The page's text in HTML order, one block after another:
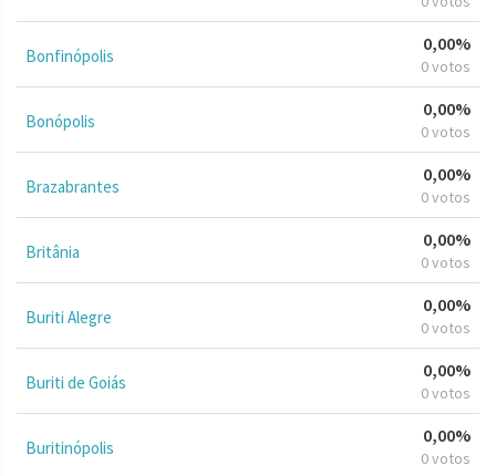
Bonfinópolis
0,00%
0 votos
Bonópolis
0,00%
0 votos
Brazabrantes
0,00%
0 votos
Britânia
0,00%
0 votos
Buriti Alegre
0,00%
0 votos
Buriti de Goiás
0,00%
0 votos
Buritinópolis
0,00%
0 votos